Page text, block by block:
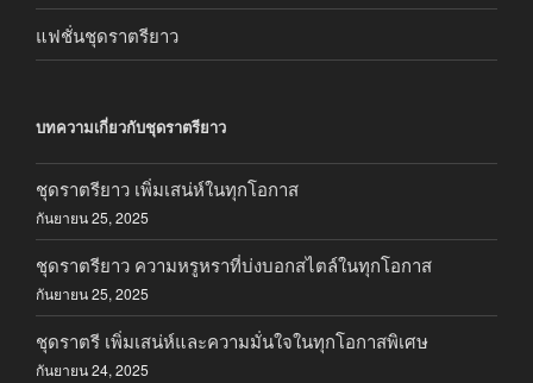
แฟชั่นชุดราตรียาว
บทความเกี่ยวกับชุดราตรียาว
ชุดราตรียาว เพิ่มเสน่ห์ในทุกโอกาส
กันยายน 25, 2025
ชุดราตรียาว ความหรูหราที่บ่งบอกสไตล์ในทุกโอกาส
กันยายน 25, 2025
ชุดราตรี เพิ่มเสน่ห์และความมั่นใจในทุกโอกาสพิเศษ
กันยายน 24, 2025